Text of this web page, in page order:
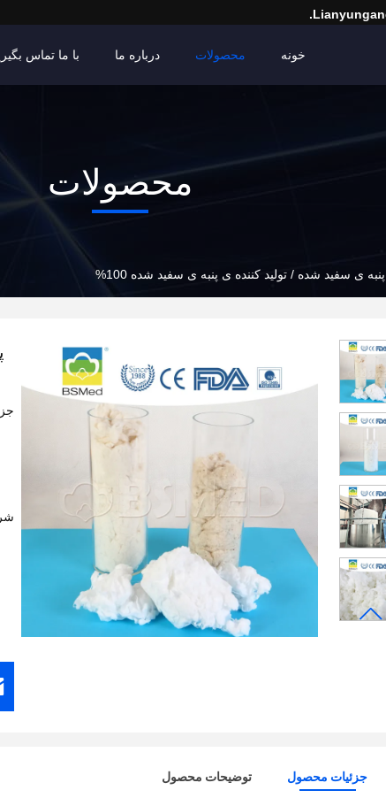
خونه محصولات درباره ما با ما تماس
محصولات
ی سفید شده / تولید کننده ی پنبه ی سفید شده 100%
جزئیات محصول توضیحات محصول